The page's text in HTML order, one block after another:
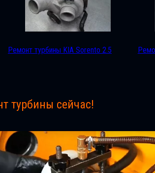
Ремонт турбины KIA Sorento 2.5
турбины сейчас!